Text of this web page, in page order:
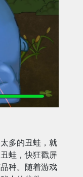
多的丑蛙，就
蛙，快狂戳屏
种。随着游戏